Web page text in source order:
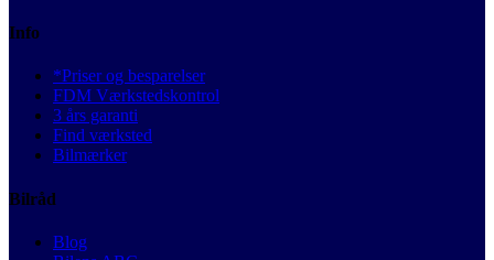
Info
*Priser og besparelser
FDM Værkstedskontrol
3 års garanti
Find værksted
Bilmærker
Bilråd
Blog